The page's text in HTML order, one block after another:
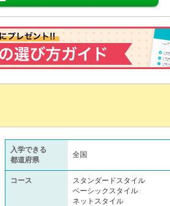
入学できる
都道府県
全国
コース
スタンダードスタイル
ベーシックスタイル
ネットスタイル